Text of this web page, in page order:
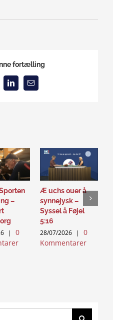
fortælling
LinkedInEmail
–
|
0
Æ uchs ouer å
synnejysk –
Syssel å Føjel
5:16
28/07/2026 |
0
Kommentarer